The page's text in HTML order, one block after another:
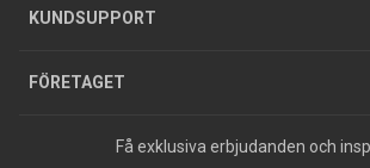
KUNDSUPPORT
Varumärken
FÖRETAGET
Jobba hos oss
Press
Få exklusiva erbjudanden och